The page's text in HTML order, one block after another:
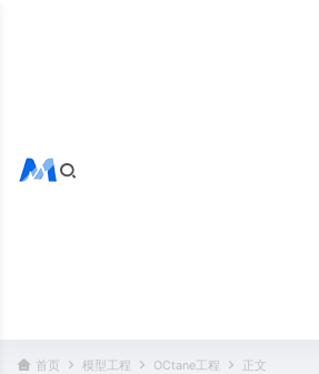
首页 模型工程 OCtane工程 正文